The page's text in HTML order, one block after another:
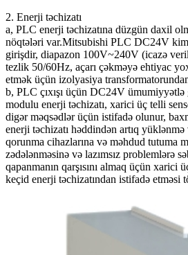
2. Enerji təchizatı
a, PLC enerji təchizatına düzgün daxil
nöqtələri var.Mitsubishi PLC DC24V
girişdir, diapazon 100V~240V (icazə
tezlik 50/60Hz, açarı çəkməyə ehtiyac
etmək üçün izolyasiya
b, PLC çıxışı üçün DC24V
modulu enerji təchizatı, xarici üç telli
digər məqsədlər üçün istifadə olunur,
enerji təchizatı həddindən artıq yüklənmə
qorunma cihazlarına və məhdud tutuma
zədələnməsinə və lazımsız problemlərə
qapanmanın qarşısını almaq üçün xarici
keçid enerji təchizatından istifadə etməsi